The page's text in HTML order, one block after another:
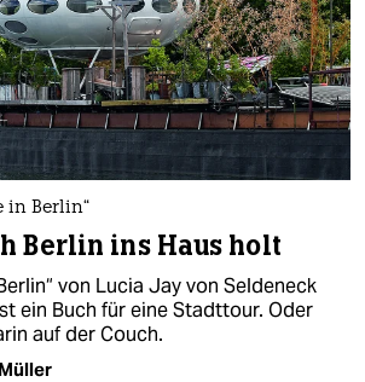
in Berlin“
Berlin ins Haus holt
von Lucia Jay von Seldeneck
ein Buch für eine Stadttour. Oder
auf der Couch.